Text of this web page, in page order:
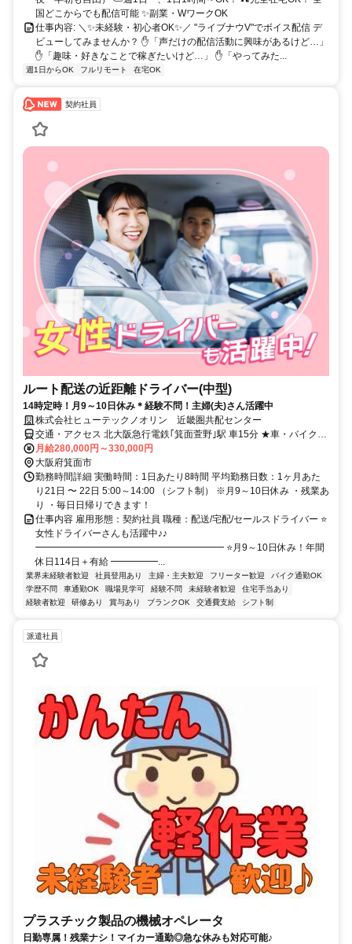
国どこからでも配信可能 ✨副業・WワークOK
仕事内容: ＼✨未経験・初心者OK✨／ "ライブナウV"でボイス配信 デ
ビューしてみませんか？ ✋「声だけの配信活動に興味があるけど…」
✋「趣味・好きなことで稼ぎたいけど…」 ✋「やってみた...
週1日からOK フルリモート 在宅OK
契約社員
ルート配送の近距離ドライバー(中型)
14時定時！月9～10日休み＊経験不問！主婦(夫)さん活躍中
株式会社ヒューテックノオリン 近畿圏共配センター
交通・アクセス 北大阪急行電鉄｢箕面萱野｣駅 車15分 ★車・バイク通
勤でも交通費支給 ★駐車場無料
月給280,000円～330,000円
大阪府箕面市
勤務時間詳細 実働時間：1日あたり8時間 平均勤務日数：1ヶ月あた
り21日 〜 22日 5:00～14:00 （シフト制） ※月9～10日休み ・残業あ
り ・毎日日帰りできます！
仕事内容 雇用形態：契約社員 職種：配送/宅配/セールスドライバー ⭐
女性ドライバーさんも活躍中♪♪
━━━━━━━━━━━━━━━━━━━━ ⭐月9～10日休み！年間
休日114日＋有給 ━━━━━...
業界未経験者歓迎 社員登用あり 主婦・主夫歓迎 フリーター歓迎
バイク通勤OK
学歴不問
車通勤OK 職場見学可 経験不問 未経験者歓迎
住宅手当あり
経験者歓迎
研修あり 賞与あり ブランクOK 交通費支給 シフト制
派遣社員
プラスチック製品の機械オペレータ
日勤専属！残業ナシ！マイカー通勤◎急な休みも対応可能♪